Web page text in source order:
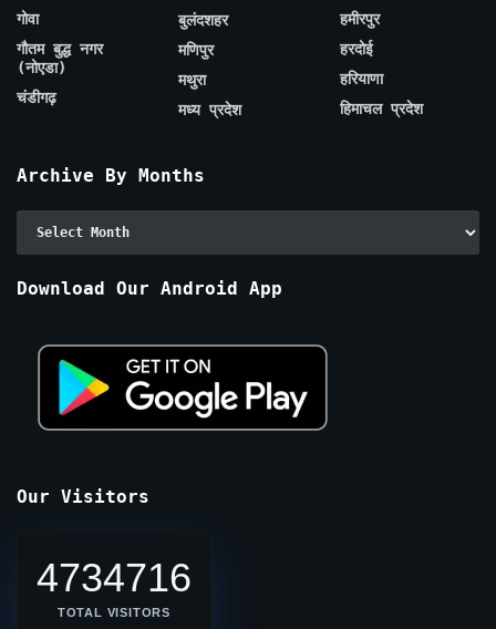
गोवा
गौतम बुद्ध नगर
(नोएडा)
चंडीगढ़
बुलंदशहर
मणिपुर
मथुरा
मध्य प्रदेश
हमीरपुर
हरदोई
हरियाणा
हिमाचल प्रदेश
Archive By Months
Download Our Android App
Our Visitors
4734716
TOTAL VISITORS